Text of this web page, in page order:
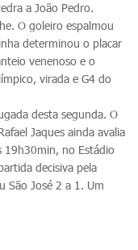
a João Pedro.
O goleiro espalmou
determinou o placar
venenoso e o
virada e G4 do
desta segunda. O
Jaques ainda avalia
19h30min, no Estádio
decisiva pela
São José 2 a 1. Um